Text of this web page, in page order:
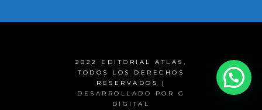
2022 EDITORIAL ATLAS,
TODOS LOS DERECHOS
RESERVADOS |
DESARROLLADO POR G
DIGITAL